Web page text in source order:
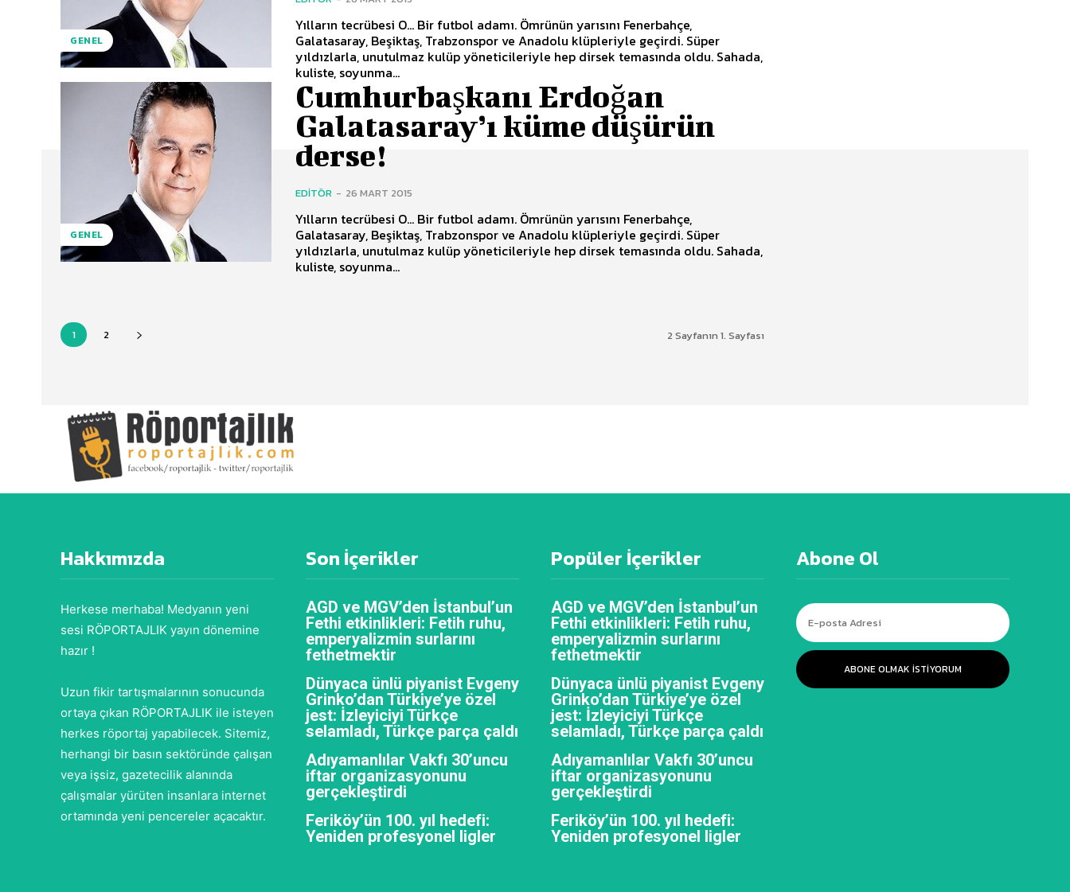
GENEL
Yılların tecrübesi O... Bir futbol adamı. Ömrünün yarısını Fenerbahçe,
Galatasaray, Beşiktaş, Trabzonspor ve Anadolu klüpleriyle geçirdi. Süper
yıldızlarla, unutulmaz kulüp yöneticileriyle hep dirsek temasında oldu. Sahada,
kuliste, soyunma...
GENEL
Cumhurbaşkanı Erdoğan
Galatasaray’ı küme düşürün
derse!
EDITÖR - 26 MART 2015
Yılların tecrübesi O... Bir futbol adamı. Ömrünün yarısını Fenerbahçe,
Galatasaray, Beşiktaş, Trabzonspor ve Anadolu klüpleriyle geçirdi. Süper
yıldızlarla, unutulmaz kulüp yöneticileriyle hep dirsek temasında oldu. Sahada,
kuliste, soyunma...
1 2 2 Sayfanın 1. Sayfası
Hakkımızda
Herkese merhaba! Medyanın yeni
sesi RÖPORTAJLIK yayın dönemine
hazır !
Uzun fikir tartışmalarının sonucunda
ortaya çıkan RÖPORTAJLIK ile isteyen
herkes röportaj yapabilecek. Sitemiz,
herhangi bir basın sektöründe çalışan
veya işsiz, gazetecilik alanında
çalışmalar yürüten insanlara internet
ortamında yeni pencereler açacaktır.
Son İçerikler
AGD ve MGV’den İstanbul’un
Fethi etkinlikleri: Fetih ruhu,
emperyalizmin surlarını
fethetmektir
Dünyaca ünlü piyanist Evgeny
Grinko’dan Türkiye’ye özel
jest: İzleyiciyi Türkçe
selamladı, Türkçe parça çaldı
Adıyamanlılar Vakfı 30’uncu
iftar organizasyonunu
gerçekleştirdi
Feriköy’ün 100. yıl hedefi:
Yeniden profesyonel ligler
Popüler İçerikler
AGD ve MGV’den İstanbul’un
Fethi etkinlikleri: Fetih ruhu,
emperyalizmin surlarını
fethetmektir
Dünyaca ünlü piyanist Evgeny
Grinko’dan Türkiye’ye özel
jest: İzleyiciyi Türkçe
selamladı, Türkçe parça çaldı
Adıyamanlılar Vakfı 30’uncu
iftar organizasyonunu
gerçekleştirdi
Feriköy’ün 100. yıl hedefi:
Yeniden profesyonel ligler
Abone Ol
ABONE OLMAK ISTIYORUM